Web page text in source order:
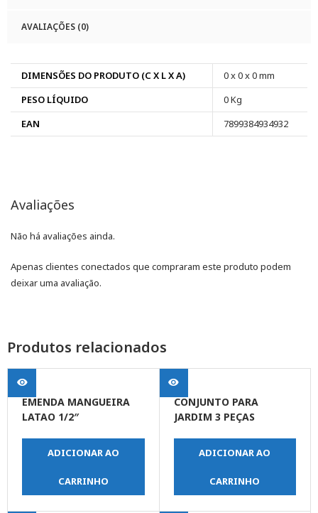
AVALIAÇÕES (0)
DIMENSÕES DO PRODUTO (C X L X A)
0 x 0 x 0 mm
PESO LÍQUIDO
0 Kg
EAN
7899384934932
Avaliações
Não há avaliações ainda.
Apenas clientes conectados que compraram este produto podem
deixar uma avaliação.
Produtos relacionados
EMENDA MANGUEIRA
LATAO 1/2″
ADICIONAR AO
CARRINHO
CONJUNTO PARA
JARDIM 3 PEÇAS
ADICIONAR AO
CARRINHO